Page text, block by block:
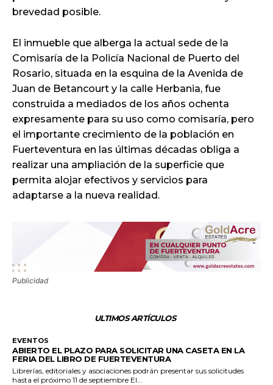
brevedad posible.
El inmueble que alberga la actual sede de la
Comisaría de la Policía Nacional de Puerto del
Rosario, situada en la esquina de la Avenida de
Juan de Betancourt y la calle Herbania, fue
construida a mediados de los años ochenta
expresamente para su uso como comisaría, pero
el importante crecimiento de la población en
Fuerteventura en las últimas décadas obliga a
realizar una ampliación de la superficie que
permita alojar efectivos y servicios para
adaptarse a la nueva realidad.
Publicidad
ULTIMOS ARTÍCULOS
EVENTOS
ABIERTO EL PLAZO PARA SOLICITAR UNA CASETA EN LA
FERIA DEL LIBRO DE FUERTEVENTURA
Librerías, editoriales y asociaciones podrán presentar sus solicitudes
hasta el próximo 11 de septiembre El...